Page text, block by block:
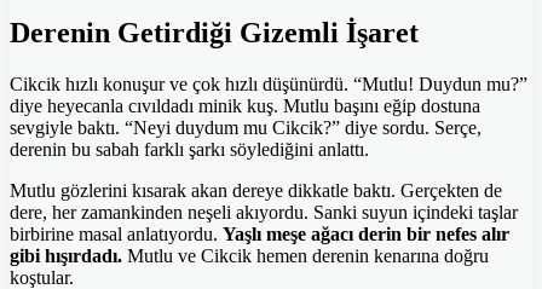
Derenin Getirdiği Gizemli İşaret
Cikcik hızlı konuşur ve çok hızlı düşünürdü. “Mutlu! Duydun mu?”
diye heyecanla cıvıldadı minik kuş. Mutlu başını eğip dostuna
sevgiyle baktı. “Neyi duydum mu Cikcik?” diye sordu. Serçe,
derenin bu sabah farklı şarkı söylediğini anlattı.
Mutlu gözlerini kısarak akan dereye dikkatle baktı. Gerçekten de
dere, her zamankinden neşeli akıyordu. Sanki suyun içindeki taşlar
birbirine masal anlatıyordu. Yaşlı meşe ağacı derin bir nefes alır
gibi hışırdadı. Mutlu ve Cikcik hemen derenin kenarına doğru
koştular.